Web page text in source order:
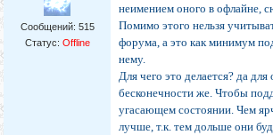
Сообщений: 515
Статус: Offline
неимением оного в офлайне,
Помимо этого нельзя
форума, а это как минимум
нему.
Для чего это делается? да
бесконечности же. Чтобы
угасающем состоянии. Чем
лучше, т.к. тем дольше они